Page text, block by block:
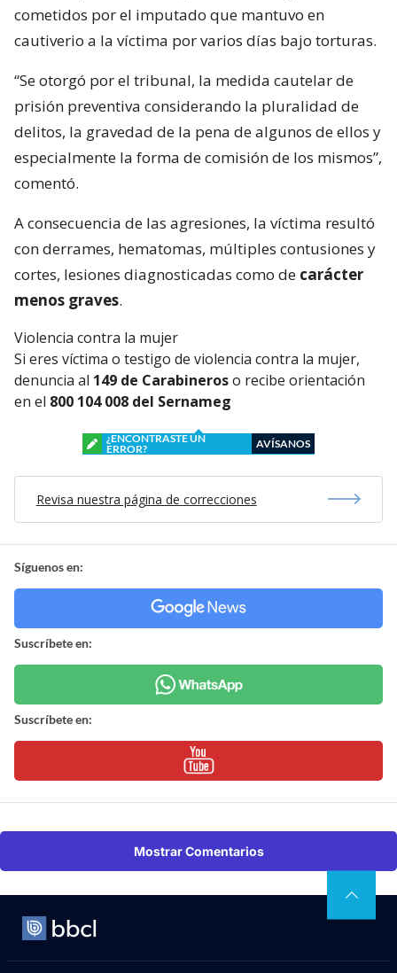
cometidos por el imputado que mantuvo en
cautiverio a la víctima por varios días bajo torturas.
“Se otorgó por el tribunal, la medida cautelar de
prisión preventiva considerando la pluralidad de
delitos, la gravedad de la pena de algunos de ellos y
especialmente la forma de comisión de los mismos”,
comentó.
A consecuencia de las agresiones, la víctima resultó
con derrames, hematomas, múltiples contusiones y
cortes, lesiones diagnosticadas como de carácter
menos graves.
Violencia contra la mujer
Si eres víctima o testigo de violencia contra la mujer,
denuncia al 149 de Carabineroso recibe orientación
en el 800 104 008 del Sernameg
¿ENCONTRASTE UN
ERROR?
AVÍSANOS
Revisa nuestra página de correcciones
Síguenos en:
Suscríbete en:
Suscríbete en:
Mostrar Comentarios